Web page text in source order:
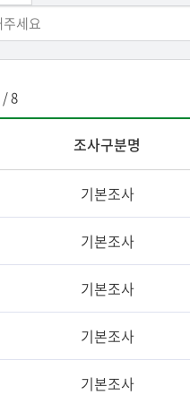
/ 8
조사구분명
기본조사
기본조사
기본조사
기본조사
기본조사